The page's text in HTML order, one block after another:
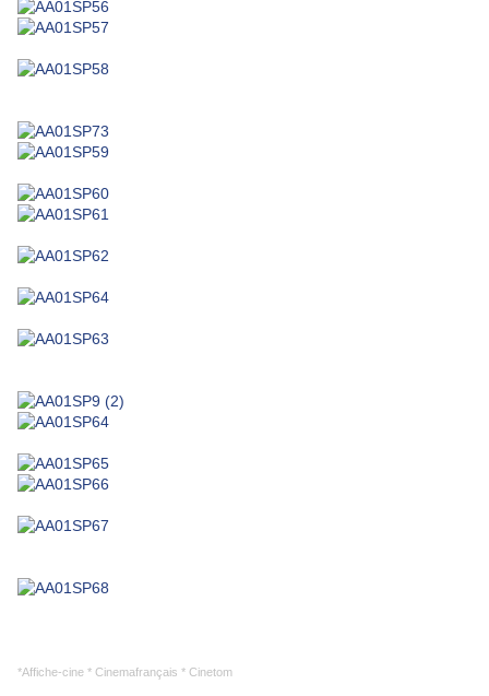
*Affiche-cine * Cinemafrançais * Cinetom